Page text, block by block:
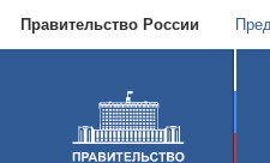
Правительство России